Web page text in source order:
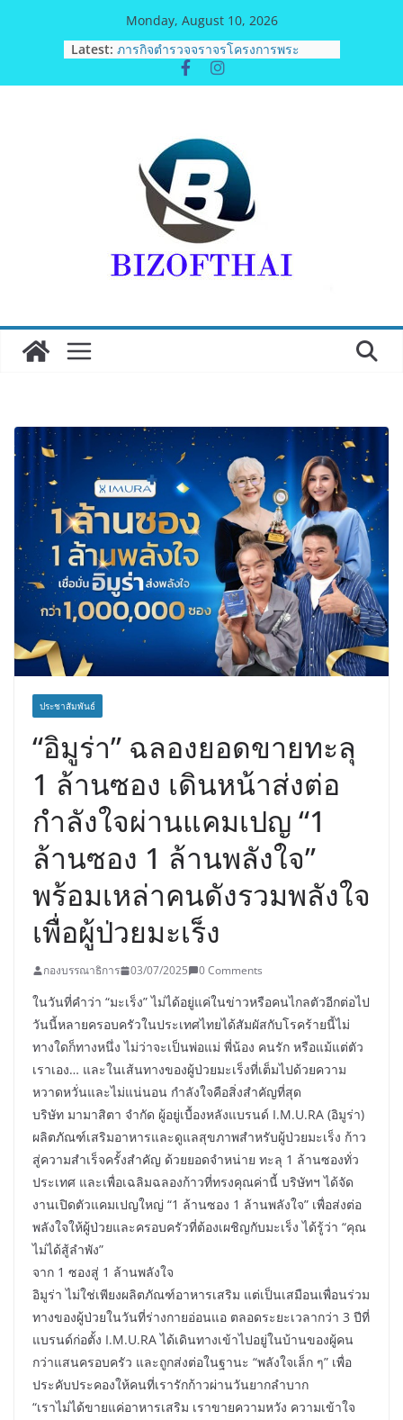
Monday, August 10, 2026
Latest: พิตบลู ศิษย์ทรายทอง กำปั้นดาวรุ่งวัย 15
ปีตัวแทน จ.พะเยาควงกำปั้นชนะน็อค
ณัฐพัฒน์ ทองไสล กำปั้นรุ่นพี่วัย 19 ปี
SUPER CHAMP
ภารกิจตำรวจจราจรโครงการพระ
ราชดำริ นำส่งอวัยวะหัวใจ ดวงที่ 184
สำเร็จลุล่วง ณ รพ.ศิริราช
สวธ. จัดงานมหกรรมนิทรรศการศิลปะ
แห่งชาติ และแลกเปลี่ยนเรียนรู้ศิลปะ
นานาชาติ : Art Exchange 2026 เปิด
เวทีสร้างสรรค์ศิลปะไทยสู่สากล เชื่อม
สำเร็จ “Agent Fam Trip: Give & Go
บัญชีอย่างถูกต้อง ระวังการนำส่งงบการ
เงินต่อ ก.ล.ต. โดยไม่แสดงภาระหนี้ตาม
ข้อเท็จจริง อาจเข้าข่ายรายงานข้อมูล
อันเป็นเท็จ
ประชาสัมพันธ์
“อิมูร่า” ฉลองยอดขายทะลุ
1 ล้านซอง เดินหน้าส่งต่อ
กำลังใจผ่านแคมเปญ “1
ล้านซอง 1 ล้านพลังใจ”
พร้อมเหล่าคนดังรวมพลังใจ
เพื่อผู้ป่วยมะเร็ง
กองบรรณาธิการ 03/07/2025 0 Comments
ในวันที่คำว่า “มะเร็ง” ไม่ได้อยู่แค่ในข่าวหรือคนไกลตัวอีกต่อไป
วันนี้หลายครอบครัวในประเทศไทยได้สัมผัสกับโรคร้ายนี้ไม่
ทางใดก็ทางหนึ่ง ไม่ว่าจะเป็นพ่อแม่ พี่น้อง คนรัก หรือแม้แต่ตัว
เราเอง… และในเส้นทางของผู้ป่วยมะเร็งที่เต็มไปด้วยความ
หวาดหวั่นและไม่แน่นอน กำลังใจคือสิ่งสำคัญที่สุด
บริษัท มามาสิตา จำกัด ผู้อยู่เบื้องหลังแบรนด์ I.M.U.RA (อิมูร่า)
ผลิตภัณฑ์เสริมอาหารและดูแลสุขภาพสำหรับผู้ป่วยมะเร็ง ก้าว
สู่ความสำเร็จครั้งสำคัญ ด้วยยอดจำหน่าย ทะลุ 1 ล้านซองทั่ว
ประเทศ และเพื่อเฉลิมฉลองก้าวที่ทรงคุณค่านี้ บริษัทฯ ได้จัด
งานเปิดตัวแคมเปญใหญ่ “1 ล้านซอง 1 ล้านพลังใจ” เพื่อส่งต่อ
พลังใจให้ผู้ป่วยและครอบครัวที่ต้องเผชิญกับมะเร็ง ได้รู้ว่า “คุณ
ไม่ได้สู้ลำพัง”
จาก 1 ซองสู่ 1 ล้านพลังใจ
อิมูร่า ไม่ใช่เพียงผลิตภัณฑ์อาหารเสริม แต่เป็นเสมือนเพื่อนร่วม
ทางของผู้ป่วยในวันที่ร่างกายอ่อนแอ ตลอดระยะเวลากว่า 3 ปีที่
แบรนด์ก่อตั้ง I.M.U.RA ได้เดินทางเข้าไปอยู่ในบ้านของผู้คน
กว่าแสนครอบครัว และถูกส่งต่อในฐานะ “พลังใจเล็ก ๆ” เพื่อ
ประคับประคองให้คนที่เรารักก้าวผ่านวันยากลำบาก
“เราไม่ได้ขายแค่อาหารเสริม เราขายความหวัง ความเข้าใจ